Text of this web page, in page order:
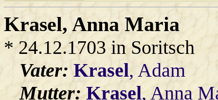
Krasel, Anna Maria
* 24.12.1703 in Soritsch
Vater:Krasel, Adam
Mutter:Krasel, Anna